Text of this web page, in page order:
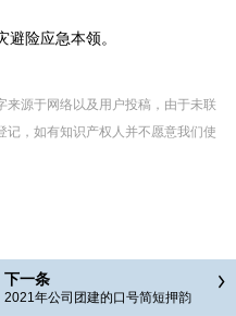
险应急本领。
来源于网络以及用户投稿，由于未联
记，如有知识产权人并不愿意我们使
下一条
2021年公司团建的口号简短押韵